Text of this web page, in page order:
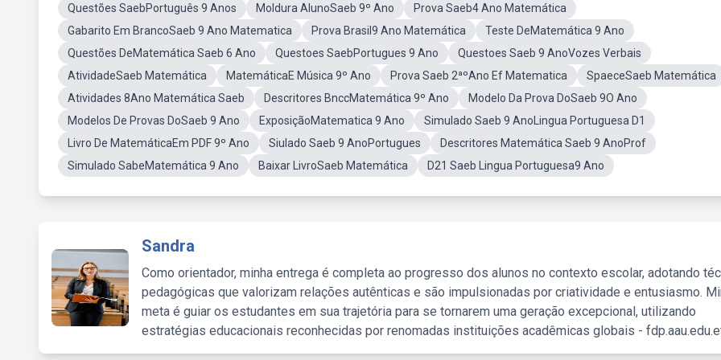
Questões SaebPortuguês 9 Anos
Moldura AlunoSaeb 9º Ano
Prova Saeb4 Ano Matemática
Gabarito Em BrancoSaeb 9 Ano Matematica
Prova Brasil9 Ano Matemática
Teste DeMatemática 9 Ano
Questões DeMatemática Saeb 6 Ano
Questoes SaebPortugues 9 Ano
Questoes Saeb 9 AnoVozes Verbais
AtividadeSaeb Matemática
MatemáticaE Música 9º Ano Prova Saeb 2ªºAno Ef Matematica
SpaeceSaeb Matemática
Atividades 8Ano Matemática Saeb
Descritores BnccMatemática 9º Ano
Modelo Da Prova DoSaeb 9O Ano
Modelos De Provas DoSaeb 9 Ano
ExposiçãoMatematica 9 Ano
Simulado Saeb 9 AnoLingua Portuguesa D1
Livro De MatemáticaEm PDF 9º Ano
Siulado Saeb 9 AnoPortugues
Descritores Matemática Saeb 9 AnoProf
Simulado SabeMatemática 9 Ano
Baixar LivroSaeb Matemática D21 Saeb Lingua Portuguesa9 Ano
Sandra
Como orientador, minha entrega é completa ao progresso dos alunos no contexto escolar, adotando
pedagógicas que valorizam relações autênticas e são impulsionadas por criatividade e entusiasmo.
meta é guiar os estudantes em sua trajetória para se tornarem uma geração excepcional, utilizando
estratégias educacionais reconhecidas por renomadas instituições acadêmicas globais -